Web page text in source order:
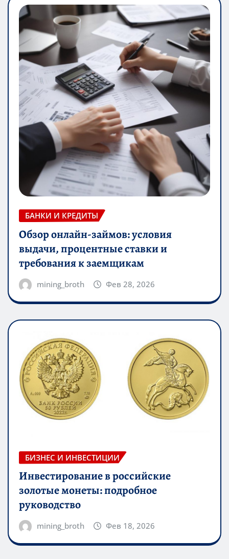
БАНКИ И КРЕДИТЫ
Обзор онлайн-займов: условия
выдачи, процентные ставки и
требования к заемщикам
mining_broth Фев 28, 2026
БИЗНЕС И ИНВЕСТИЦИИ
Инвестирование в российские
золотые монеты: подробное
руководство
mining_broth Фев 18, 2026